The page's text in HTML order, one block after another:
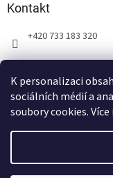
K personalizaci
sociálních médií a
soubory cookies.
Kontakt
+420 733 183 320